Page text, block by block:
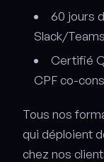
60 jours
Slack/
Certifié
CPF co-
Tous nos
qui déploient
chez nos